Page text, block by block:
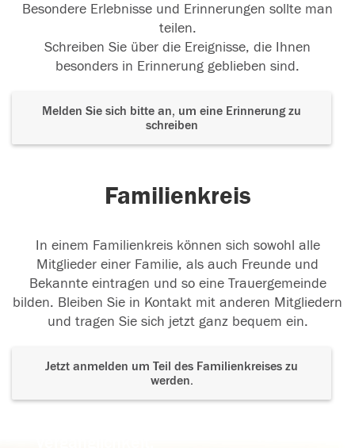
Besondere Erlebnisse und Erinnerungen sollte man
teilen.
Schreiben Sie über die Ereignisse, die Ihnen
besonders in Erinnerung geblieben sind.
Melden Sie sich bitte an, um eine Erinnerung zu
schreiben
Familienkreis
In einem Familienkreis können sich sowohl alle
Mitglieder einer Familie, als auch Freunde und
Bekannte eintragen und so eine Trauergemeinde
bilden. Bleiben Sie in Kontakt mit anderen Mitgliedern
und tragen Sie sich jetzt ganz bequem ein.
Jetzt anmelden um Teil des Familienkreises zu
werden.